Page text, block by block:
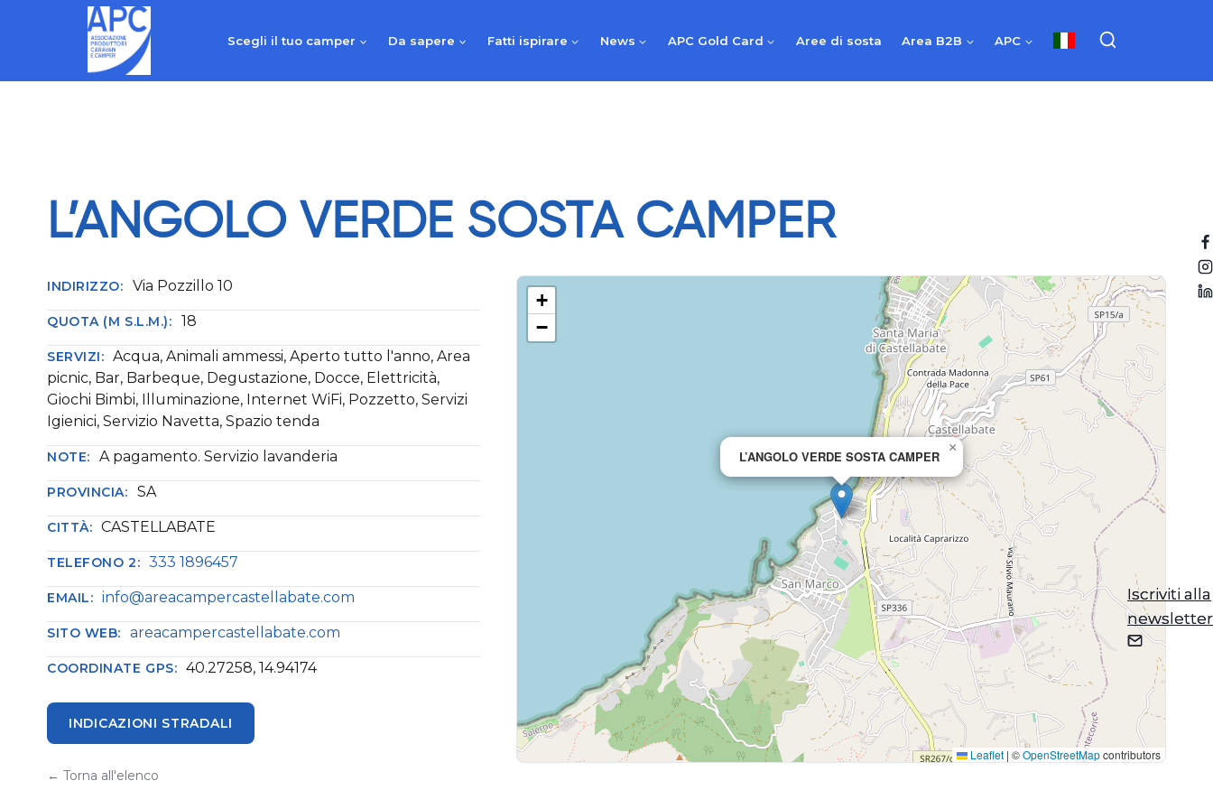
Scegli il tuo camper Da sapere Fatti ispirare News APC Gold Card Aree di sosta Area B2B APC
Iscriviti alla
newsletter
L’ANGOLO VERDE SOSTA CAMPER
INDIRIZZO: Via Pozzillo 10
QUOTA (M S.L.M.): 18
SERVIZI: Acqua, Animali ammessi, Aperto tutto l'anno, Area
picnic, Bar, Barbeque, Degustazione, Docce, Elettricità,
Giochi Bimbi, Illuminazione, Internet WiFi, Pozzetto, Servizi
Igienici, Servizio Navetta, Spazio tenda
NOTE: A pagamento. Servizio lavanderia
PROVINCIA: SA
CITTÀ: CASTELLABATE
TELEFONO 2: 333 1896457
EMAIL: info@areacampercastellabate.com
SITO WEB: areacampercastellabate.com
COORDINATE GPS: 40.27258, 14.94174
INDICAZIONI STRADALI
← Torna all'elenco
L’ANGOLO VERDE SOSTA CAMPER
×
+
−
Leaflet | ©OpenStreetMapcontributors
Iscriviti alla
newsletter